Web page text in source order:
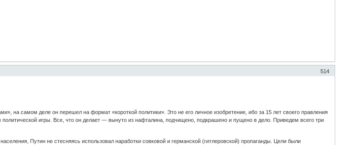
514
на самом деле он перешел на формат «короткой политики». Это не его личное изобретение, ибо за 15 лет своего правления
игры. Все, что он делает — вынуто из нафталина, подчищено, подкрашено и пущено в дело. Приведем всего три
Путин не стесняясь использовал наработки совковой и германской (гитлеровской) пропаганды. Цели были